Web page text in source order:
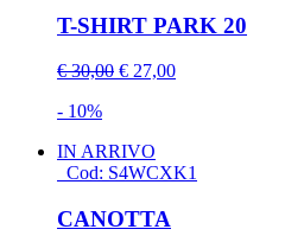
T-SHIRT PARK 20
€ 30,00 € 27,00
- 10%
IN ARRIVO
Cod: S4WCXK1
CANOTTA